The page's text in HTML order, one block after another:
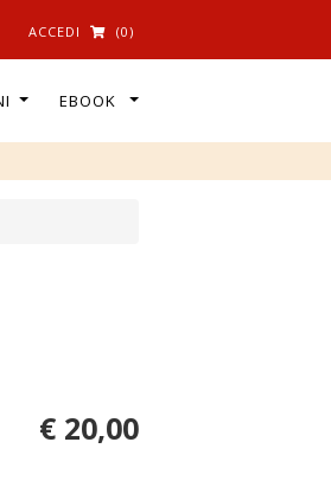
ACCEDI (0)
EBOOK
€ 20,00